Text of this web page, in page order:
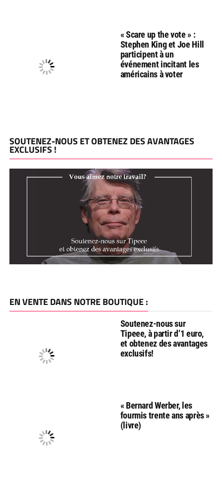
« Scare up the vote » :
Stephen King et Joe Hill
participent à un
événement incitant les
américains à voter
SOUTENEZ-NOUS ET OBTENEZ DES AVANTAGES
EXCLUSIFS !
EN VENTE DANS NOTRE BOUTIQUE :
Soutenez-nous sur
Tipeee, à partir d’1 euro,
et obtenez des avantages
exclusifs!
« Bernard Werber, les
fourmis trente ans après »
(livre)